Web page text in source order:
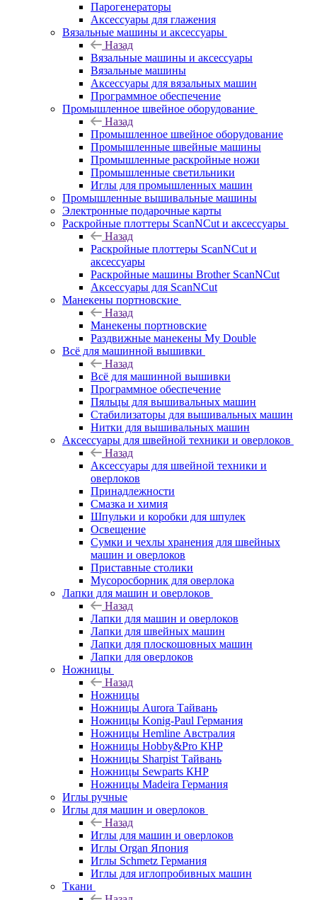
Парогенераторы
Аксессуары для глажения
Вязальные машины и аксессуары
Назад
Вязальные машины и аксессуары
Вязальные машины
Аксессуары для вязальных машин
Программное обеспечение
Промышленное швейное оборудование
Назад
Промышленное швейное оборудование
Промышленные швейные машины
Промышленные раскройные ножи
Промышленные светильники
Иглы для промышленных машин
Промышленные вышивальные машины
Электронные подарочные карты
Раскройные плоттеры ScanNCut и аксессуары
Назад
Раскройные плоттеры ScanNCut и
аксессуары
Раскройные машины Brother ScanNCut
Аксессуары для ScanNCut
Манекены портновские
Назад
Манекены портновские
Раздвижные манекены My Double
Всё для машинной вышивки
Назад
Всё для машинной вышивки
Программное обеспечение
Пяльцы для вышивальных машин
Стабилизаторы для вышивальных машин
Нитки для вышивальных машин
Аксессуары для швейной техники и оверлоков
Назад
Аксессуары для швейной техники и
оверлоков
Принадлежности
Смазка и химия
Шпульки и коробки для шпулек
Освещение
Сумки и чехлы хранения для швейных
машин и оверлоков
Приставные столики
Мусоросборник для оверлока
Лапки для машин и оверлоков
Назад
Лапки для машин и оверлоков
Лапки для швейных машин
Лапки для плоскошовных машин
Лапки для оверлоков
Ножницы
Назад
Ножницы
Ножницы Aurora Тайвань
Ножницы Konig-Paul Германия
Ножницы Hemline Австралия
Ножницы Hobby&Pro КНР
Ножницы Sharpist Тайвань
Ножницы Sewparts КНР
Ножницы Madeira Германия
Иглы ручные
Иглы для машин и оверлоков
Назад
Иглы для машин и оверлоков
Иглы Organ Япония
Иглы Schmetz Германия
Иглы для иглопробивных машин
Ткани